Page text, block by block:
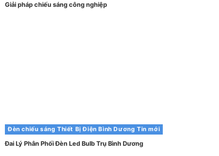
Giải pháp chiếu sáng công nghiệp
Đèn chiếu sáng Thiết Bị Điện Bình Dương Tin mới
Đai Lý Phân Phối Đèn Led Bulb Trụ Bình Dương